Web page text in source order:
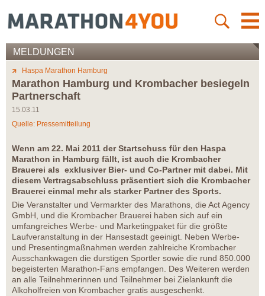
MELDUNGEN
Haspa Marathon Hamburg
Marathon Hamburg und Krombacher besiegeln
Partnerschaft
15.03.11
Quelle: Pressemitteilung
Wenn am 22. Mai 2011 der Startschuss für den Haspa
Marathon in Hamburg fällt, ist auch die Krombacher
Brauerei als exklusiver Bier- und Co-Partner mit dabei. Mit
diesem Vertragsabschluss präsentiert sich die Krombacher
Brauerei einmal mehr als starker Partner des Sports.
Die Veranstalter und Vermarkter des Marathons, die Act Agency
GmbH, und die Krombacher Brauerei haben sich auf ein
umfangreiches Werbe- und Marketingpaket für die größte
Laufveranstaltung in der Hansestadt geeinigt. Neben Werbe-
und Presentingmaßnahmen werden zahlreiche Krombacher
Ausschankwagen die durstigen Sportler sowie die rund 850.000
begeisterten Marathon-Fans empfangen. Des Weiteren werden
an alle Teilnehmerinnen und Teilnehmer bei Zielankunft die
Alkoholfreien von Krombacher gratis ausgeschenkt.